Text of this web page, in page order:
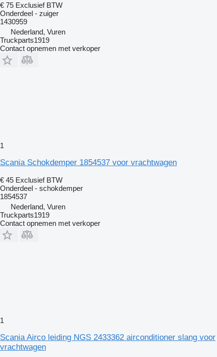
€ 75 Exclusief BTW
Onderdeel - zuiger
1430959
Nederland, Vuren
Truckparts1919
Contact opnemen met verkoper
1
Scania Schokdemper 1854537 voor vrachtwagen
€ 45 Exclusief BTW
Onderdeel - schokdemper
1854537
Nederland, Vuren
Truckparts1919
Contact opnemen met verkoper
1
Scania Airco leiding NGS 2433362 airconditioner slang voor
vrachtwagen